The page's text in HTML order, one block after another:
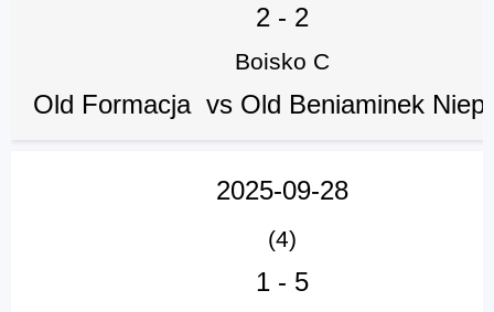
2- 2
Boisko C
Old Formacja vs Old Beniaminek
2025-09-28
(4)
1- 5